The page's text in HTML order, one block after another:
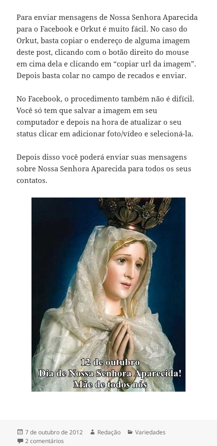
Para enviar mensagens de Nossa Senhora Aparecida
para o Facebook e Orkut é muito fácil. No caso do
Orkut, basta copiar o endereço de alguma imagem
deste post, clicando com o botão direito do mouse
em cima dela e clicando em “copiar url da imagem”.
Depois basta colar no campo de recados e enviar.
No Facebook, o procedimento também não é difícil.
Você só tem que salvar a imagem em seu
computador e depois na hora de atualizar o seu
status clicar em adicionar foto/vídeo e selecioná-la.
Depois disso você poderá enviar suas mensagens
sobre Nossa Senhora Aparecida para todos os seus
contatos.
Publicado
em
7 de outubro de 2012 Autor
Redação Categorias
Variedades
2 comentários